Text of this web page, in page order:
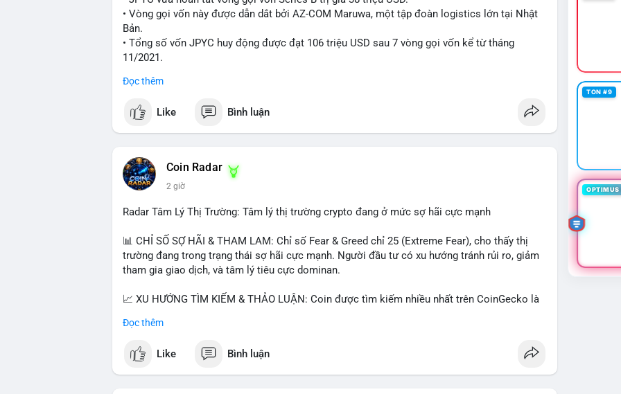
xúc; hãy chờ xác nhận hướng đi của dòng tiền trước khi đưa ra quyết định vào lệnh, đồng
thời đặt lệnh dừng lỗ chặt chẽ để quản trị rủi ro trong bối cảnh thanh khoản mỏng.
#25dot8btc #dichuyen1_66trieuusd #khangcu64556 #whalebtc #theodoidongtien
• Vòng gọi vốn này được dẫn dắt bởi AZ-COM Maruwa, một tập đoàn logistics lớn tại Nhật
Bản.
• Tổng số vốn JPYC huy động được đạt 106 triệu USD sau 7 vòng gọi vốn kể từ tháng
11/2021.
#jpyc #cryptonews
$btc $eth
📰 Nguồn: CoinDesk
Đọc thêm
Like Bình luận
Coin Radar
2 giờ
Radar Tâm Lý Thị Trường: Tâm lý thị trường crypto đang ở mức sợ hãi cực mạnh
📊 CHỈ SỐ SỢ HÃI & THAM LAM: Chỉ số Fear & Greed chỉ 25 (Extreme Fear), cho thấy thị
trường đang trong trạng thái sợ hãi cực mạnh. Người đầu tư có xu hướng tránh rủi ro, giảm
tham gia giao dịch, và tâm lý tiêu cực dominan.
📈 XU HƯỚNG TÌM KIẾM & THẢO LUẬN: Coin được tìm kiếm nhiều nhất trên CoinGecko là
Trends Việt Nam, từ khóa như 'con riêng', 'phạm nhật minh anh' và 'tô lâm' được nhắc đến
💬 DÒNG CHẢY TIN TỨC & TRUYỀN THÔNG: Các bài đăng trên Binance Square tập trung
Đọc thêm
Like Bình luận
TON #9
OPTIMUS